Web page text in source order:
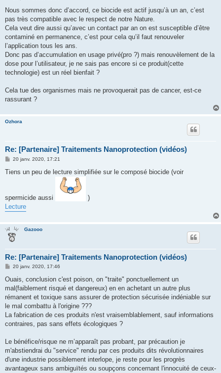
s
a
g
Nous sommes donc d’accord, ce biocide est actif jusqu’à un an, c’est
pas très compatible avec le respect de notre Nature.
Cela veut dire aussi qu’avec un contact par an on est susceptible d’être
contaminé en permanence, c’est pour cela qu’il faut renouveler
l’application tous les ans.
Donc pas d’accumulation en usage privé(pro ?) mais renouvèlement de la
dose pour l’utilisateur, je ne sais pas encore si ce produit(cette
technologie) est un réel bienfait ?
Cela tue des organismes mais ne provoquerait pas de cancer, est-ce
rassurant ?
Ozhora
Re: [Partenaire] Traitements Nanoprotection (vidéos)
M
s
20 janv. 2020, 17:21
Tiens un peu de lecture simplifiée sur le composé biocide (voir
spermicide aussi
)
Lecture
Gazooo
Re: [Partenaire] Traitements Nanoprotection (vidéos)
M
s
a
g
20 janv. 2020, 17:46
Ouais, conclusion c'est poison, on "traite" ponctuellement un
mal(faiblement risqué et dangereux) en en achetant un autre plus
rémanent et toxique sans assurer de protection sécurisée indéniable sur
le mal combattu à l'origine ???
La fabrication de ces produits n'est vraisemblablement, sauf informations
contraires, pas sans effets écologiques ?
Le bénéfice/risque ne m’apparaît pas probant, par précaution je
m'abstiendrai du "service" rendu par ces produits dits révolutionnaires
d'une industrie possiblement interlope, je reste pour les progrès
avantageux sans ambiguïtés ou soupçons concernant l'innocuité de ceux-